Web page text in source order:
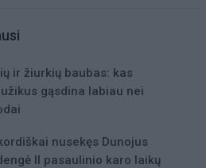
ir žiurkių baubas: kas
gąsdina labiau nei
nusekęs Dunojus
II pasaulinio karo laikų